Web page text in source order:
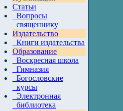
Статьи
Вопросы
священнику
Издательство
Книги издательства
Образование
Воскресная школа
Гимназия
Богословские
курсы
Электронная
библиотека